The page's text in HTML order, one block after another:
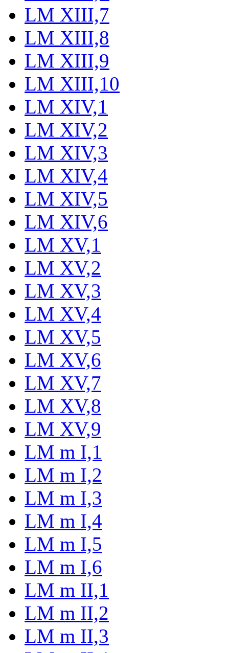
LM XIII,7
LM XIII,8
LM XIII,9
LM XIII,10
LM XIV,1
LM XIV,2
LM XIV,3
LM XIV,4
LM XIV,5
LM XIV,6
LM XV,1
LM XV,2
LM XV,3
LM XV,4
LM XV,5
LM XV,6
LM XV,7
LM XV,8
LM XV,9
LM m I,1
LM m I,2
LM m I,3
LM m I,4
LM m I,5
LM m I,6
LM m II,1
LM m II,2
LM m II,3